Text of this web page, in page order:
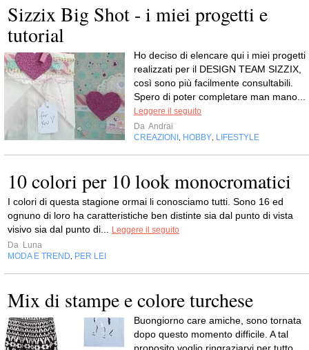
Sizzix Big Shot - i miei progetti e
tutorial
Ho deciso di elencare qui i miei progetti
realizzati per il DESIGN TEAM SIZZIX,
così sono più facilmente consultabili.
Spero di poter completare man mano...
Leggere il seguito
Da Andrai
CREAZIONI , HOBBY, LIFESTYLE
10 colori per 10 look monocromatici
I colori di questa stagione ormai li conosciamo tutti. Sono 16 ed
ognuno di loro ha caratteristiche ben distinte sia dal punto di vista
visivo sia dal punto di... Leggere il seguito
Da Luna
MODA E TREND, PER LEI
Mix di stampe e colore turchese
Buongiorno care amiche, sono tornata
dopo questo momento difficile. A tal